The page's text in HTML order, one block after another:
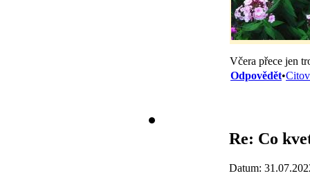
Včera přece jen
Odpovědět•
Re: Co
Datum: